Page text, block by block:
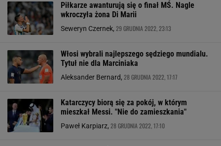
Piłkarze awanturują się o finał MŚ. Nagle
wkroczyła żona Di Marii
Seweryn Czernek, 29 GRUDNIA 2022, 23:13
Włosi wybrali najlepszego sędziego mundialu.
Tytuł nie dla Marciniaka
Aleksander Bernard, 28 GRUDNIA 2022, 17:17
Katarczycy biorą się za pokój, w którym
mieszkał Messi. "Nie do zamieszkania"
Paweł Karpiarz, 28 GRUDNIA 2022, 17:10